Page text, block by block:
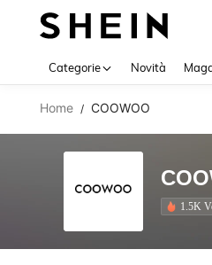
Categorie Novità
Home / COOWOO
1.5K